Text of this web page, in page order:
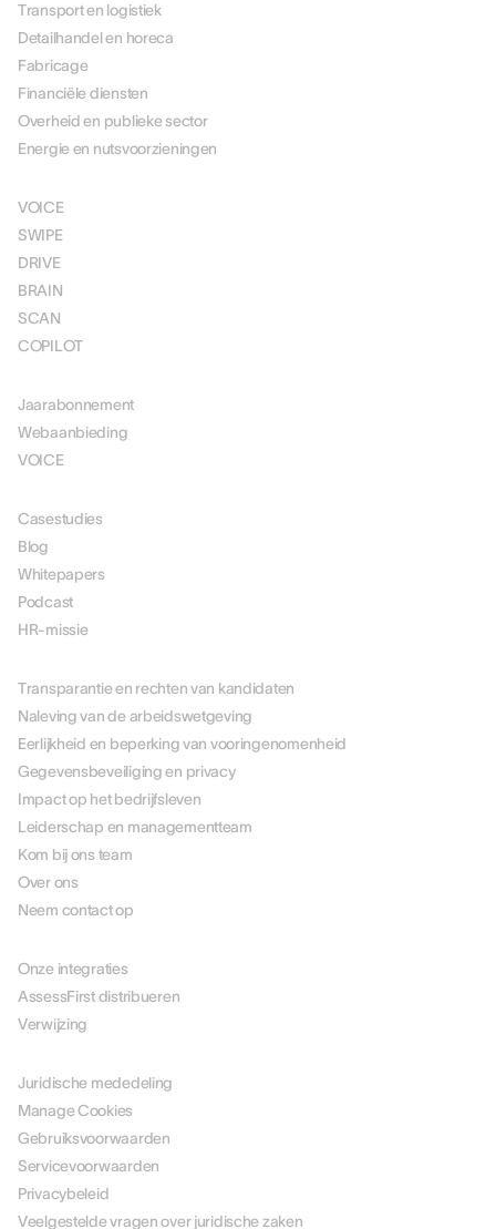
Transport en logistiek
Detailhandel en horeca
Fabricage
Financiële diensten
Overheid en publieke sector
Energie en nutsvoorzieningen
VOICE
SWIPE
DRIVE
BRAIN
SCAN
COPILOT
Jaarabonnement
Webaanbieding
VOICE
Casestudies
Blog
Whitepapers
Podcast
HR-missie
Transparantie en rechten van kandidaten
Naleving van de arbeidswetgeving
Eerlijkheid en beperking van vooringenomenheid
Gegevensbeveiliging en privacy
Impact op het bedrijfsleven
Leiderschap en managementteam
Kom bij ons team
Over ons
Neem contact op
Onze integraties
AssessFirst distribueren
Verwijzing
Juridische mededeling
Manage Cookies
Gebruiksvoorwaarden
Servicevoorwaarden
Privacybeleid
Veelgestelde vragen over juridische zaken